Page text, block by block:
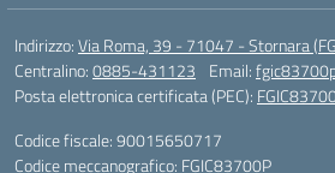
Indirizzo:Via Roma, 39 - 71047 - Stornara
Centralino:0885-431123 Email:
Posta elettronica certificata (PEC):
Codice fiscale: 90015650717
Codice meccanografico: FGIC83700P